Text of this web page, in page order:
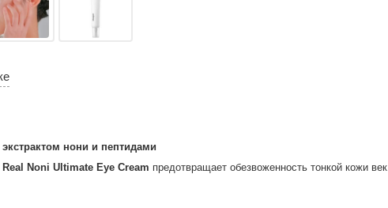
нони и пептидами
Noni Ultimate Eye Cream предотвращает обезвоженность тонкой кожи век.